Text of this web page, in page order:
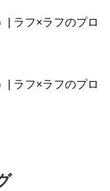
| ラフ×ラフのプロ
| ラフ×ラフのプロ